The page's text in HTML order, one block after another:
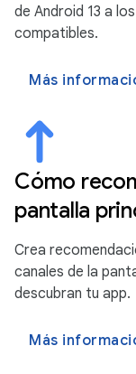
de Android 13 a
compatibles.
Más
Cómo
pantalla
Crea
canales de la
descubran tu app.
Más